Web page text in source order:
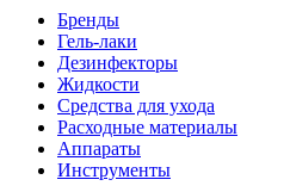
Бренды
Гель-лаки
Дезинфекторы
Жидкости
Средства для ухода
Расходные материалы
Аппараты
Инструменты